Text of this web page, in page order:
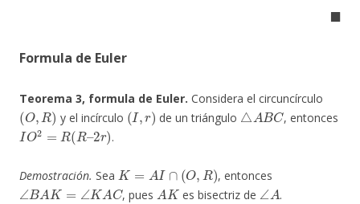
◼
Formula de Euler
Teorema 3, formula de Euler. Considera el circuncírculo
(O,R)
y el incírculo
(I,r)
de un triángulo
△ABC
, entonces
IO2=R (R–2r)
.
Demostración. Sea
K= ∩ O )
, entonces
∠BAK=∠KAC
, pues
A K
es bisectriz de
∠ A
.